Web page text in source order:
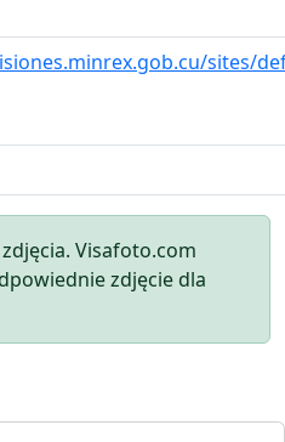
sites/
Visafoto.com
zdjęcie dla